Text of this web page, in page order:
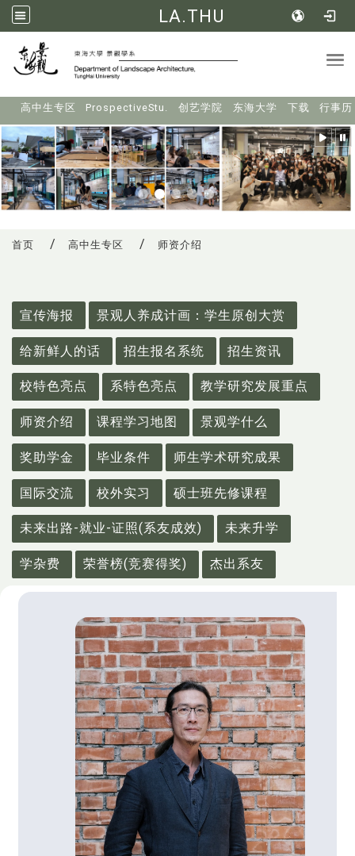
LA.THU
高中生专区 ProspectiveStu. 创艺学院 东海大学 下载 行事历
首页 高中生专区 师资介绍
宣传海报
景观人养成计画：学生原创大赏
给新鲜人的话 招生报名系统 招生资讯
校特色亮点 系特色亮点 教学研究发展重点
师资介绍 课程学习地图 景观学什么
奖助学金 毕业条件 师生学术研究成果
国际交流 校外实习 硕士班先修课程
未来出路-就业-证照(系友成效) 未来升学
学杂费 荣誉榜(竞赛得奖) 杰出系友